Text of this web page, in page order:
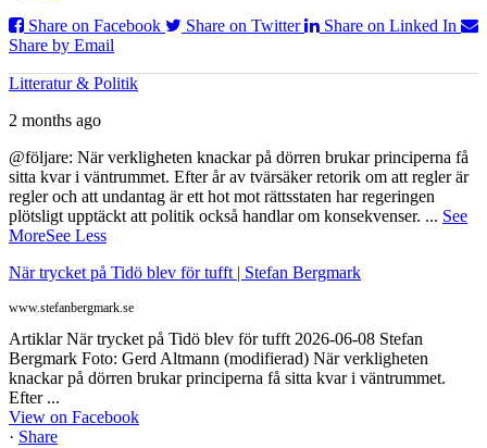
Share on Facebook
Share on Twitter
Share on Linked In
Share by Email
Litteratur & Politik
2 months ago
@följare: När verkligheten knackar på dörren brukar principerna få
sitta kvar i väntrummet. Efter år av tvärsäker retorik om att regler är
regler och att undantag är ett hot mot rättsstaten har regeringen
plötsligt upptäckt att politik också handlar om konsekvenser. ... See
MoreSee Less
När trycket på Tidö blev för tufft | Stefan Bergmark
www.stefanbergmark.se
Artiklar När trycket på Tidö blev för tufft 2026-06-08 Stefan
Bergmark Foto: Gerd Altmann (modifierad) När verkligheten
knackar på dörren brukar principerna få sitta kvar i väntrummet.
Efter ...
View on Facebook
· Share